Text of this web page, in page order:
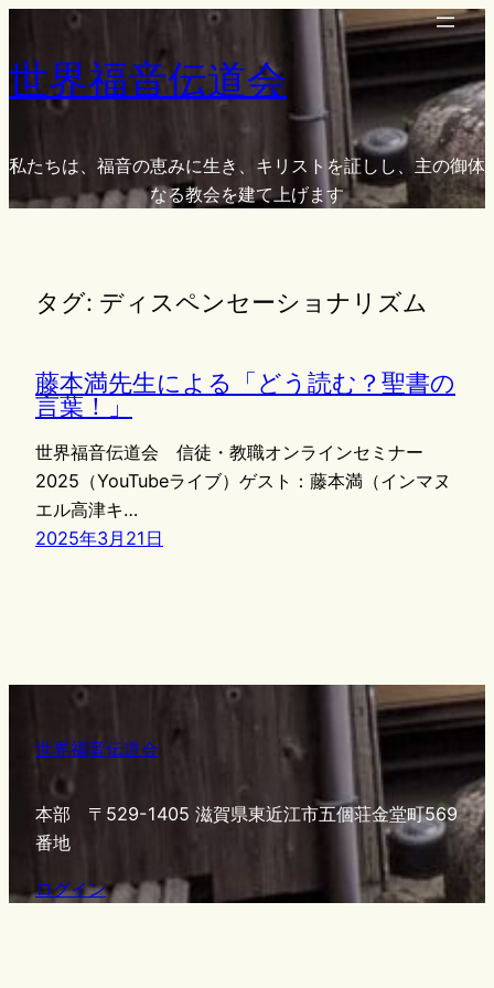
を
ッ
世界福音伝道会
私たちは、福音の恵みに生き、キリストを証しし、主の御体
なる教会を建て上げます
タグ: ディスペンセーショナリズム
藤本満先生による「どう読む？聖書の
言葉！」
世界福音伝道会 信徒・教職オンラインセミナー
2025（YouTubeライブ）ゲスト：藤本満（インマヌ
エル高津キ…
2025年3月21日
世界福音伝道会
本部 〒529-1405 滋賀県東近江市五個荘金堂町569
番地
ログイン